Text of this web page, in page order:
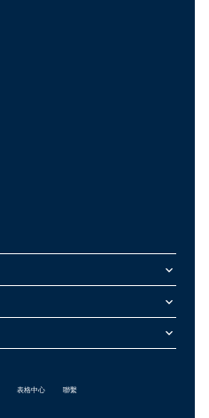
keyboard_arrow_down
keyboard_arrow_down
keyboard_arrow_down
表格中心 聯繫